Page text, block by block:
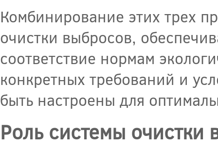
Комбинирование этих трех
очистки выбросов,
соответствие нормам
конкретных требований и
быть настроены для
Роль системы